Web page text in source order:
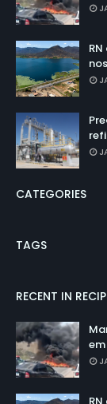
CATEGORIES
TAGS
RECENT IN